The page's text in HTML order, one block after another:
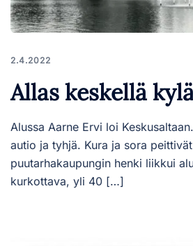
2.4.2022
Allas keskellä
Alussa Aarne Ervi loi
autio ja tyhjä. Kura ja sora
puutarhakaupungin henki liikkui
kurkottava, yli 40 […]